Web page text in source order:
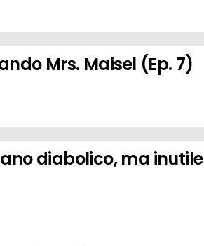
Mrs. Maisel (Ep. 7)
diabolico, ma inutile